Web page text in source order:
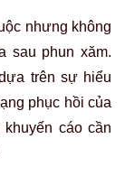
nhưng không
sau phun xăm.
trên sự hiểu
phục hồi của
cáo cần